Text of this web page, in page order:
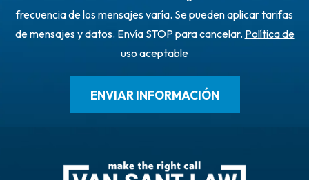
frecuencia de los mensajes varía. Se pueden aplicar tarifas
de mensajes y datos. Envía STOP para cancelar. Política de
uso aceptable